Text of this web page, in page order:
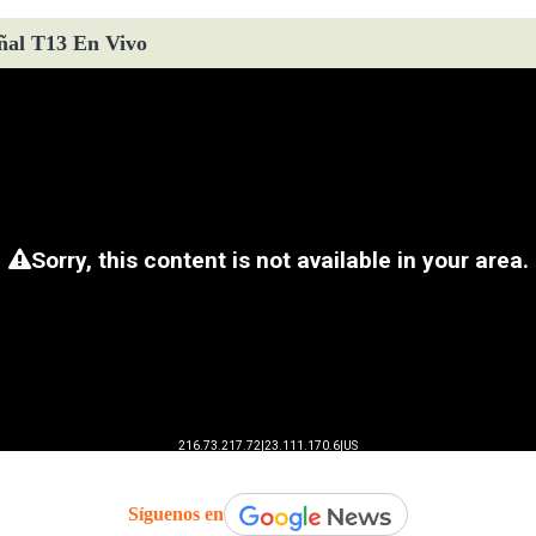
T13 En Vivo
Síguenos en